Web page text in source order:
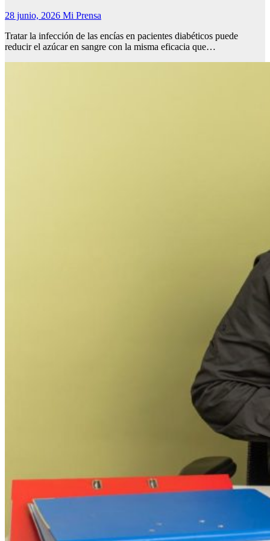
28 junio, 2026 Mi Prensa
Tratar la infección de las encías en pacientes diabéticos puede
reducir el azúcar en sangre con la misma eficacia que…